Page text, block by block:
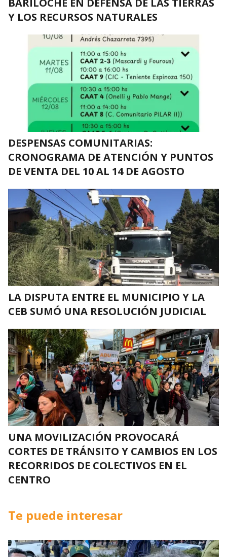
Y LOS RECURSOS NATURALES
DESPENSAS COMUNITARIAS:
CRONOGRAMA DE ATENCIÓN Y PUNTOS
DE VENTA DEL 10 AL 14 DE AGOSTO
LA DISPUTA ENTRE EL MUNICIPIO Y LA
CEB SUMÓ UNA RESOLUCIÓN JUDICIAL
UNA MOVILIZACIÓN PROVOCARÁ
CORTES DE TRÁNSITO Y CAMBIOS EN LOS
RECORRIDOS DE COLECTIVOS EN EL
CENTRO
Te puede interesar